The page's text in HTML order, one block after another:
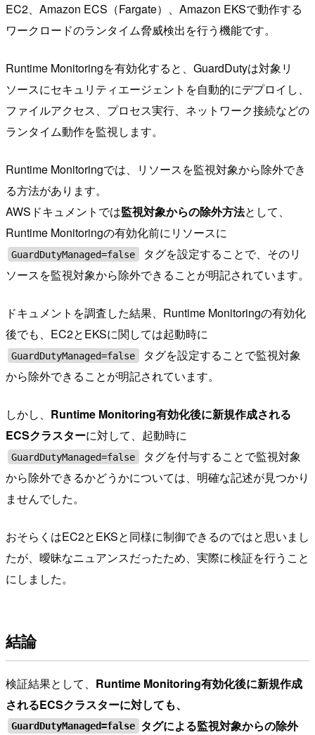
EC2、Amazon ECS（Fargate）、Amazon EKSで動作する
ワークロードのランタイム脅威検出を行う機能です。
Runtime Monitoringを有効化すると、GuardDutyは対象リ
ソースにセキュリティエージェントを自動的にデプロイし、
ファイルアクセス、プロセス実行、ネットワーク接続などの
ランタイム動作を監視します。
Runtime Monitoringでは、リソースを監視対象から除外でき
る方法があります。
AWSドキュメントでは監視対象からの除外方法として、
Runtime Monitoringの有効化前にリソースに
GuardDutyManaged=false
タグを設定することで、そのリ
ソースを監視対象から除外できることが明記されています。
ドキュメントを調査した結果、Runtime Monitoringの有効化
後でも、EC2とEKSに関しては起動時に
GuardDutyManaged=false
タグを設定することで監視対象
から除外できることが明記されています。
しかし、 Runtime Monitoring有効化後に新規作成される
ECSクラスターに対して、起動時に
GuardDutyManaged=false
タグを付与することで監視対象
から除外できるかどうかについては、明確な記述が見つかり
ませんでした。
おそらくはEC2とEKSと同様に制御できるのではと思いまし
たが、曖昧なニュアンスだったため、実際に検証を行うこと
にしました。
結論
検証結果として、 Runtime Monitoring有効化後に新規作成
されるECSクラスターに対しても、
GuardDutyManaged=false タグによる監視対象からの除外